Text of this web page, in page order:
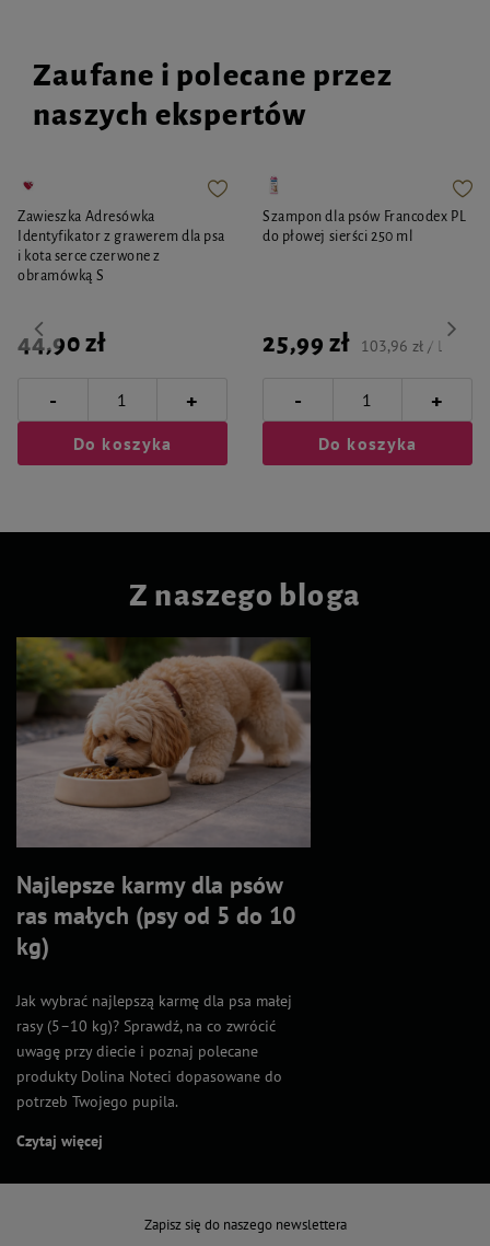
Zaufane i polecane przez
naszych ekspertów
Zawieszka Adresówka
Identyfikator z grawerem dla psa
i kota serce czerwone z
obramówką S
44,90 zł
- +
Do koszyka
Szampon dla psów Francodex PL
do płowej sierści 250 ml
25,99 zł 103,96 zł / l
- +
Do koszyka
Z naszego bloga
Najlepsze karmy dla psów
ras małych (psy od 5 do 10
kg)
Jak wybrać najlepszą karmę dla psa małej
rasy (5–10 kg)? Sprawdź, na co zwrócić
uwagę przy diecie i poznaj polecane
produkty Dolina Noteci dopasowane do
potrzeb Twojego pupila.
Czytaj więcej
Zapisz się do naszego newslettera